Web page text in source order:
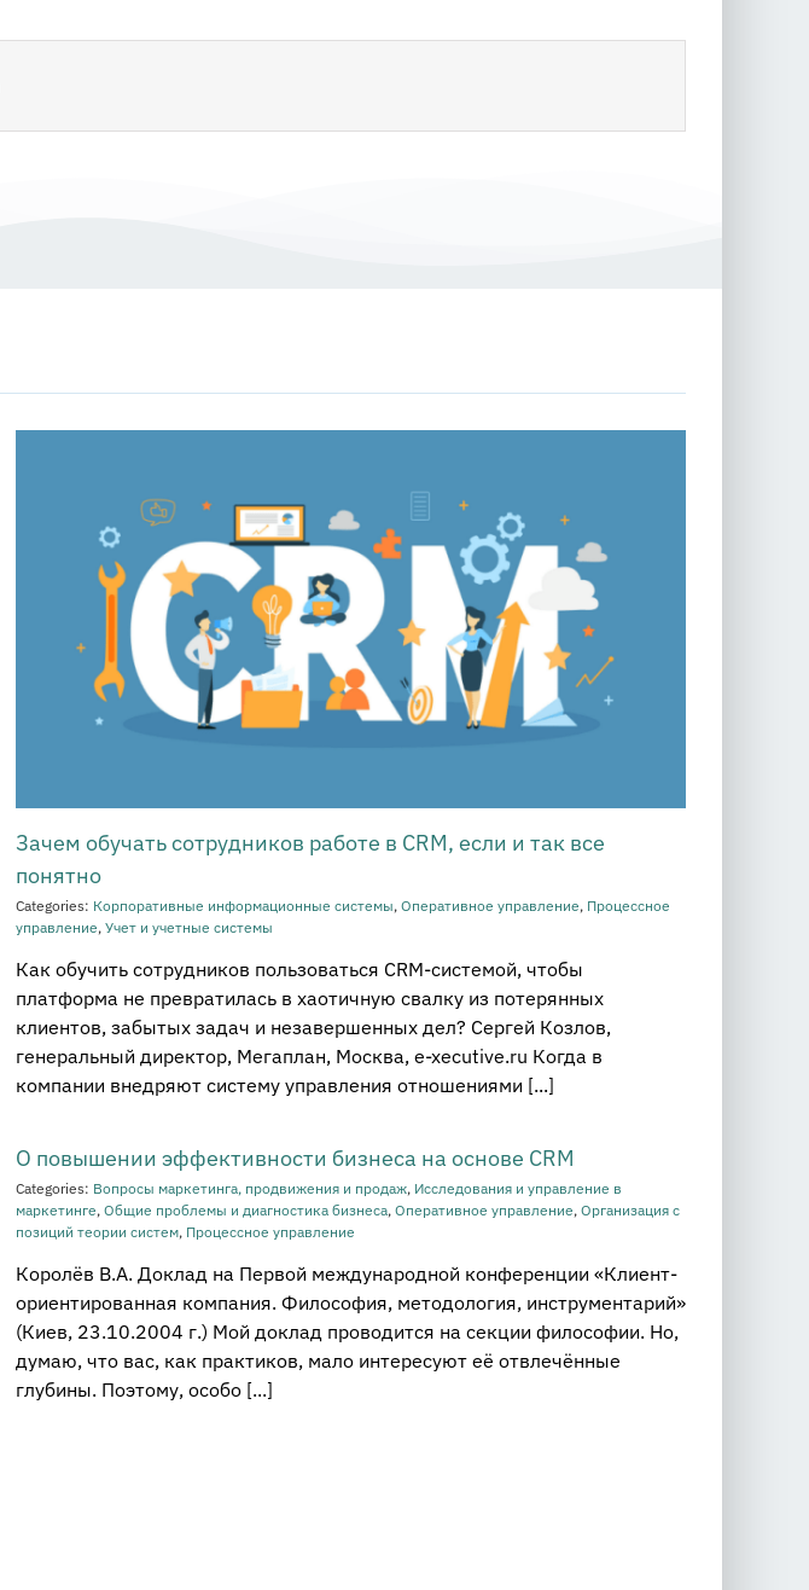
Зачем обучать сотрудников работе в CRM, если и так все
понятно
Categories: Корпоративные информационные системы, Оперативное управление, Процессное
управление, Учет и учетные системы
Как обучить сотрудников пользоваться CRM-системой, чтобы
платформа не превратилась в хаотичную свалку из потерянных
клиентов, забытых задач и незавершенных дел? Сергей Козлов,
генеральный директор, Мегаплан, Москва, e-xecutive.ru Когда в
компании внедряют систему управления отношениями [...]
О повышении эффективности бизнеса на основе CRM
Categories: Вопросы маркетинга, продвижения и продаж, Исследования и управление в
маркетинге, Общие проблемы и диагностика бизнеса, Оперативное управление, Организация с
позиций теории систем, Процессное управление
Королёв В.А. Доклад на Первой международной конференции «Клиент-
ориентированная компания. Философия, методология, инструментарий»
(Киев, 23.10.2004 г.) Мой доклад проводится на секции философии. Но,
думаю, что вас, как практиков, мало интересуют её отвлечённые
глубины. Поэтому, особо [...]